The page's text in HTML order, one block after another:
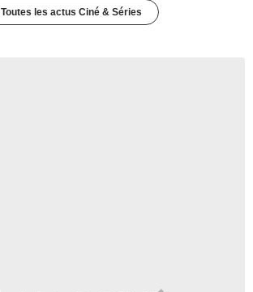
Toutes les actus Ciné & Séries